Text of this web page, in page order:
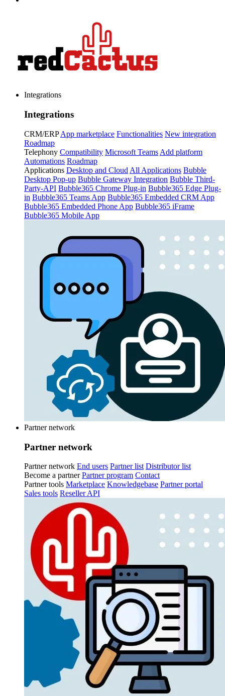
Integrations
Integrations
CRM/ERP App marketplace Functionalities New integration
Roadmap
Telephony Compatibility Microsoft Teams Add platform
Automations Roadmap
Applications Desktop and Cloud All Applications Bubble
Desktop Pop-up Bubble Gateway Integration Bubble Third-
Party-API Bubble365 Chrome Plug-in Bubble365 Edge Plug-
in Bubble365 Teams App Bubble365 Embedded CRM App
Bubble365 Embedded Phone App Bubble365 iFrame
Bubble365 Mobile App
Partner network
Partner network
Partner network End users Partner list Distributor list
Become a partner Partner program Contact
Partner tools Marketplace Knowledgebase Partner portal
Sales tools Reseller API